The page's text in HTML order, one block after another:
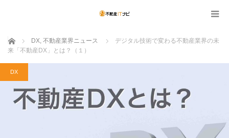
ホーム DX, 不動産業界ニュース
デジタル技術で変わる不動産業界の未
来「不動産DX」とは？（１）
DX